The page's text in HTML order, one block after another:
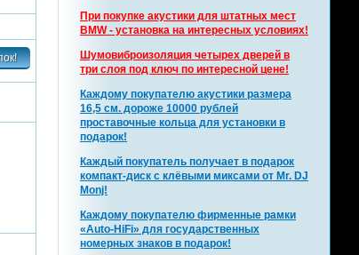
При покупке акустики для штатных мест
BMW - установка на интересных условиях!
Шумовиброизоляция четырех дверей в
три слоя под ключ по интересной цене!
Каждому покупателю акустики размера
16,5 см. дороже 10000 рублей
проставочные кольца для установки в
подарок!
Каждый покупатель получает в подарок
компакт-диск с клёвыми миксами от Mr. DJ
Monj!
Каждому покупателю фирменные рамки
«Auto-HiFi» для государственных
номерных знаков в подарок!